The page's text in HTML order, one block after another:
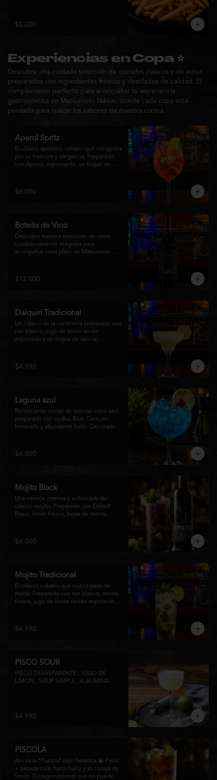
$5.000
Experiencias en Copa ⭐
Descubre una cuidada selección de cócteles clásicos y de autor,
preparados con ingredientes frescos y destilados de calidad. El
complemento perfecto para acompañar tu experiencia
gastronómica en Matsumoto Nikkei, donde cada copa está
pensada para realzar los sabores de nuestra cocina.
Aperol Spritz
El clásico aperitivo italiano que conquista
por su frescura y elegancia. Preparado
con Aperol, espumante, un toque de
refrescante y de notas cítricas, perfecto
para disfrutar antes de la comida o
$6.000
Botella de Vino
Descubre nuestra selección de vinos
cuidadosamente elegidos para
acompañar cada plato de Matsumoto
$12.000
Daiquirí Tradicional
Un clásico de la coctelería preparado con
ron blanco, jugo de limón recién
exprimido y un toque de azúcar,
cóctel equilibrado, de notas cítricas y
sabor intenso, perfecto para disfrutar en
$4.990
Laguna azul
Refrescante cóctel de intenso color azul,
preparado con vodka, Blue Curaçao,
limonada y abundante hielo. Decorado
final fresco, ideal para cualquier ocasión.
$6.000
Mojito Black
Una versión intensa y sofisticada del
clásico mojito. Preparado con Eristoff
Black, limón fresco, hojas de menta,
equilibrio perfecto entre frescura, dulzor
y un ligero toque cítrico, convirtiéndolo
$6.000
Mojito Tradicional
El clásico cubano que nunca pasa de
moda. Preparado con ron blanco, menta
fresca, jugo de limón recién exprimido,
aromático y perfectamente equilibrado,
ideal para disfrutar en cualquier ocasión.
$4.990
PISCO SOUR
PISCO TRANSPARENTE , JUGO DE
LIMON , SIRUP SIMPLE , ALBUMINA
$4.990
PISCOLA
Ahí va la *Piscola* bien heladita 🥃 Pisco
+ bebida cola, harto hielo y su rodaja de
limón. El trago nacional que no puede